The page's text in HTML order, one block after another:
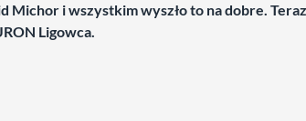
Michor i wszystkim wyszło to na dobre.
Ligowca.